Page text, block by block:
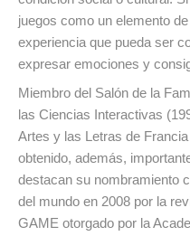
juegos como un elemento
experiencia que pueda ser
expresar emociones y
Miembro del Salón de la
las Ciencias Interactivas
Artes y las Letras de
obtenido, además,
destacan su nombramiento
del mundo en 2008 por la
GAME otorgado por la